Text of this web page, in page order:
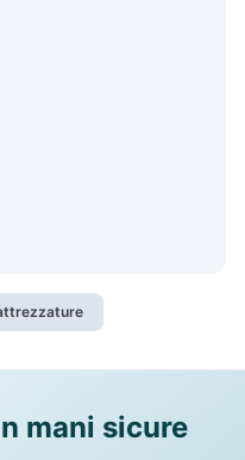
mani sicure